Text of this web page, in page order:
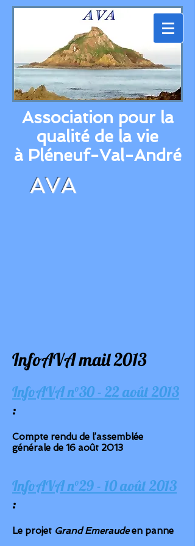
Association pour la
qualité de la vie
à Pléneuf-Val-André
AVA
InfoAVA mail 2013
InfoAVA n°30 - 22 août 2013
:
Compte rendu de l’assemblée
générale de 16 août 2013
InfoAVA n°29 - 10 août 2013
:
Le projet Grand Emeraudeen panne